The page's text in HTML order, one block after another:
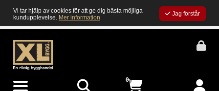
Vi tar hjälp av cookies för att ge dig bästa möjliga
kundupplevelse. Mer information
Jag förstår
0